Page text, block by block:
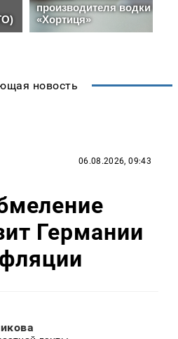
новость
06.08.2026, 09:43
Германии